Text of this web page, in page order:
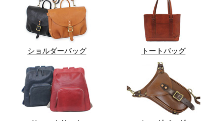
ショルダーバッグ トートバッグ